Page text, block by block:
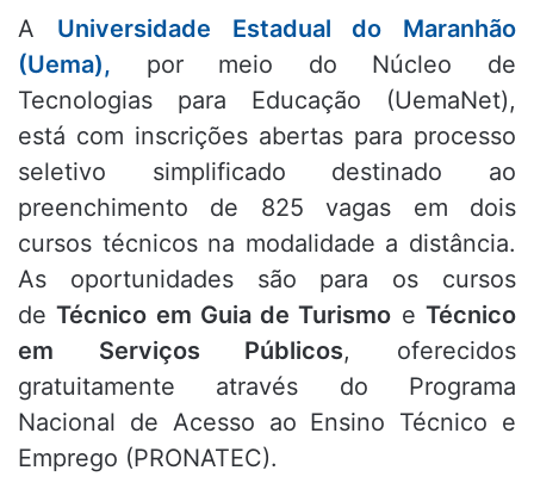
A Universidade Estadual do Maranhão
(Uema),
por meio do Núcleo de
Tecnologias para Educação (UemaNet),
está com inscrições abertas para processo
seletivo simplificado destinado ao
preenchimento de 825 vagas em dois
cursos técnicos na modalidade a distância.
As oportunidades são para os cursos
deTécnico em Guia de Turismo eTécnico
em Serviços Públicos, oferecidos
gratuitamente através do Programa
Nacional de Acesso ao Ensino Técnico e
Emprego (PRONATEC).